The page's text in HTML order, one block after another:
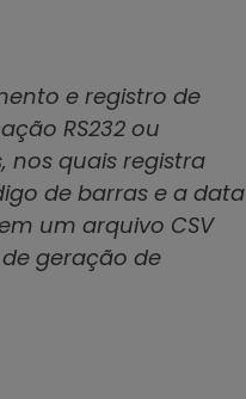
e registro de
RS232 ou
nos quais registra
de barras e a data
um arquivo CSV
geração de